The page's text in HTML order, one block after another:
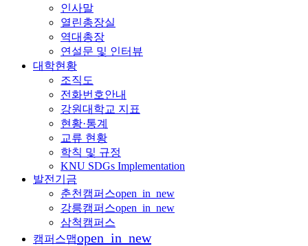
인사말
열린총장실
역대총장
연설문 및 인터뷰
대학현황
조직도
전화번호안내
강원대학교 지표
현황·통계
교류 현황
학칙 및 규정
KNU SDGs Implementation
발전기금
춘천캠퍼스open_in_new
강릉캠퍼스open_in_new
삼척캠퍼스
캠퍼스맵open_in_new